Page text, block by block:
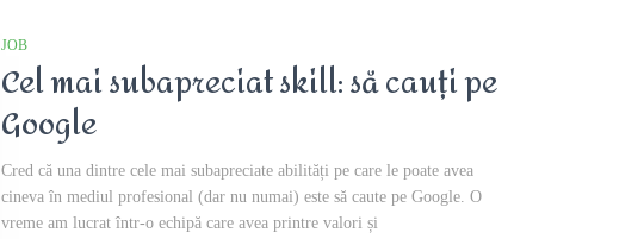
JOB
Cel mai subapreciat skill: să cauți pe
Google
Cred că una dintre cele mai subapreciate abilități pe care le poate avea
cineva în mediul profesional (dar nu numai) este să caute pe Google. O
vreme am lucrat într-o echipă care avea printre valori și